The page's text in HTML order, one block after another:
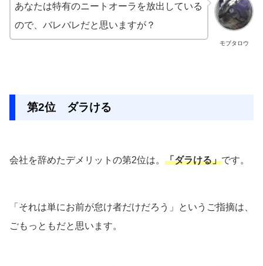
モブタロウ
あなたは特有のニートオーラを放出している
ので、バレバレだと思いますが？
第2位 ダラける
会社を辞めたデメリットの第2位は。 「ダラける」です。
「それは単にお前が怠け者だけだろう」というご指摘は、
ごもっともだと思います。